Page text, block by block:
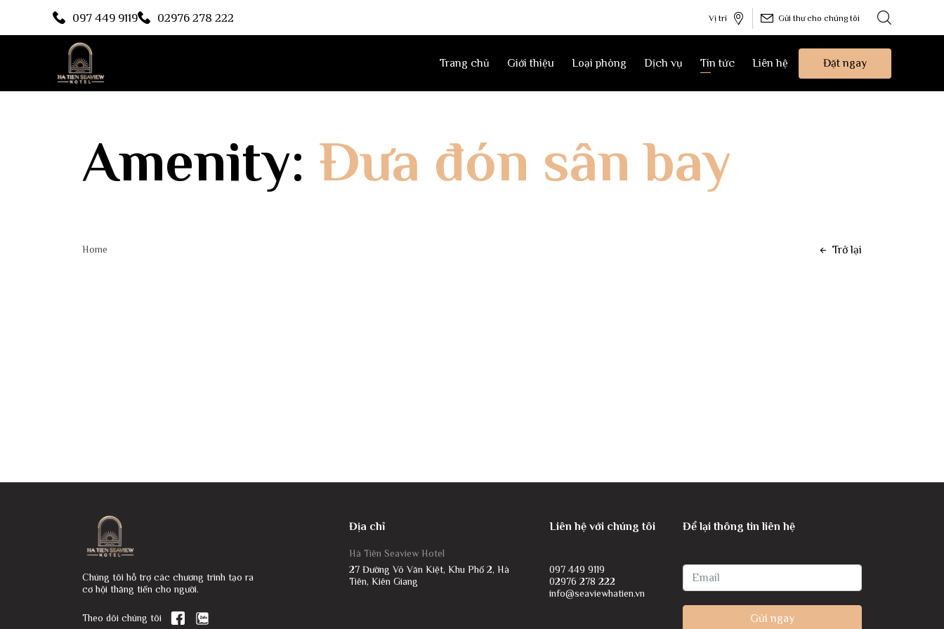
097 449 9119 02976 278 222 Vị trí Gửi thư cho chúng tôi
Trang chủ Giới thiệu Loại phòng Dịch vụ Tin tức Liên hệ Đặt ngay
Amenity: Đưa đón sân bay
Home Trở lại
Chúng tôi hỗ trợ các chương trình tạo ra
cơ hội thăng tiến cho người.
Theo dõi chúng tôi
Địa chỉ
Hà Tiên Seaview Hotel
27 Đường Võ Văn Kiệt, Khu Phố 2, Hà
Tiên, Kiên Giang
Liên hệ với chúng tôi
097 449 9119
02976 278 222
info@seaviewhatien.vn
Để lại thông tin liên hệ
Gửi ngay